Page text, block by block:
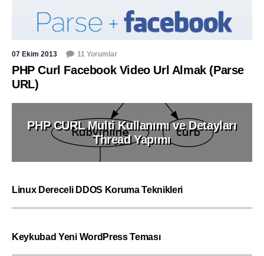
07 Ekim 2013 11 Yorumlar
PHP Curl Facebook Video Url Almak (Parse
URL)
PHP CURL Multi Kullanımı ve Detayları
Thread Yapımı
Linux Dereceli DDOS Koruma Teknikleri
Keykubad Yeni WordPress Teması